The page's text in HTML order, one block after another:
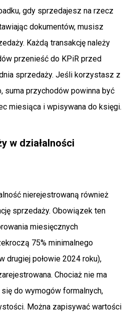
gdy sprzedajesz na rzecz
dokumentów, musisz
Każdą transakcję należy
przenieść do KPiR przed
sprzedaży. Jeśli korzystasz z
suma przychodów powinna być
miesiąca i wpisywana do księgi.
w działalności
nierejestrowaną również
sprzedaży. Obowiązek ten
miesięcznych
75% minimalnego
drugiej połowie 2024 roku),
Chociaż nie ma
do wymogów formalnych,
Można zapisywać wartości